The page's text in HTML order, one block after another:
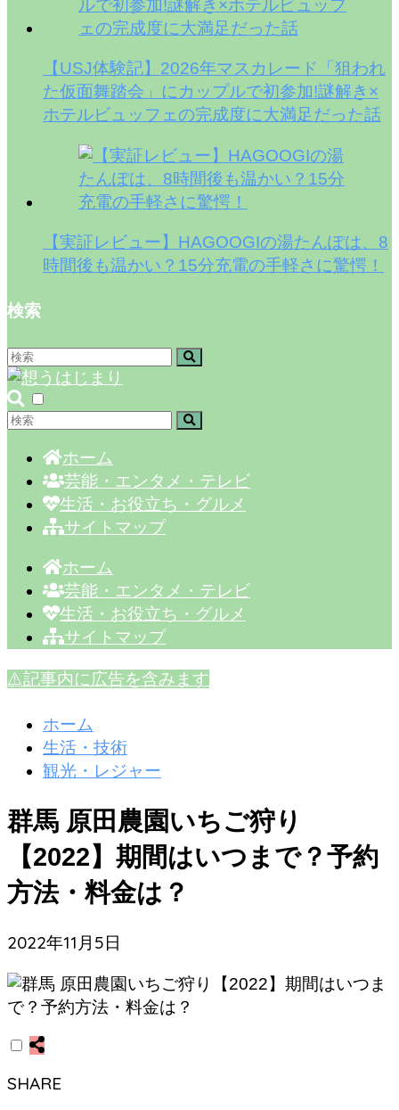
【USJ体験記】2026年マスカレード「狙われ
た仮面舞踏会」にカップルで初参加!謎解き×
ホテルビュッフェの完成度に大満足だった話
【実証レビュー】HAGOOGIの湯たんぽは、8
時間後も温かい？15分充電の手軽さに驚愕！
検索
ホーム
芸能・エンタメ・テレビ
生活・お役立ち・グルメ
サイトマップ
ホーム
芸能・エンタメ・テレビ
生活・お役立ち・グルメ
サイトマップ
⚠️記事内に広告を含みます
ホーム
生活・技術
観光・レジャー
群馬 原田農園いちご狩り
【2022】期間はいつまで？予約
方法・料金は？
2022年11月5日
SHARE